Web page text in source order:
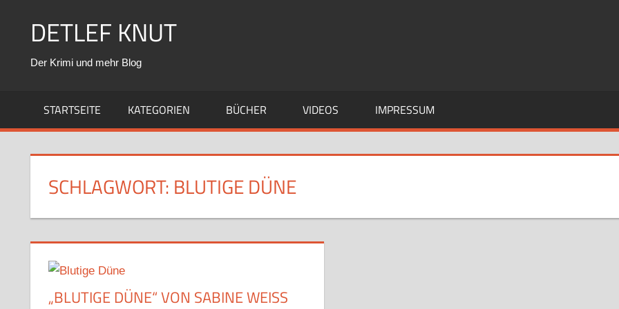
DETLEF KNUT
Der Krimi und mehr Blog
STARTSEITE KATEGORIEN BÜCHER VIDEOS IMPRESSUM
SCHLAGWORT: BLUTIGE DÜNE
„BLUTIGE DÜNE“ VON SABINE WEISS